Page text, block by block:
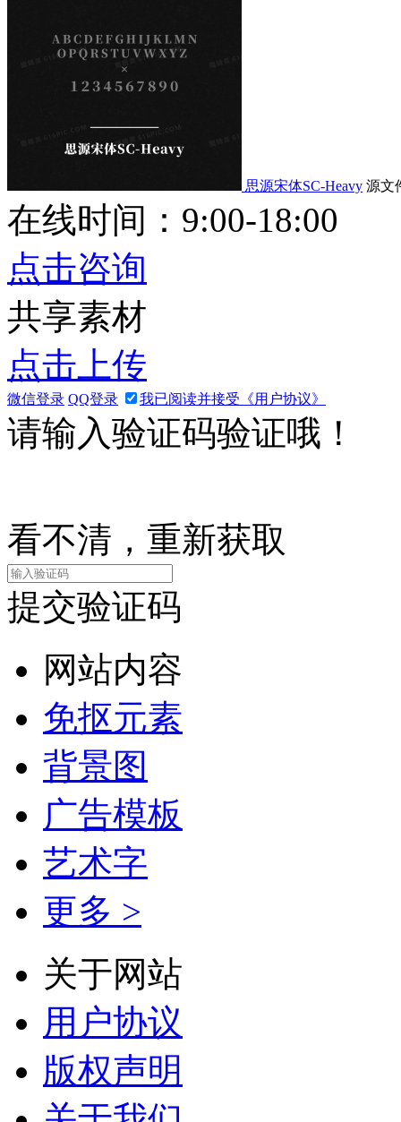
思源宋体SC-Heavy 源文
在线时间：9:00-18:00
点击咨询
共享素材
点击上传
微信登录 QQ登录 我已阅读并接受《用户协议》
请输入验证码验证哦！
看不清，重新获取
提交验证码
网站内容
免抠元素
背景图
广告模板
艺术字
更多 >
关于网站
用户协议
版权声明